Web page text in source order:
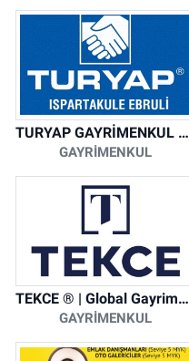
TURYAP GAYRİMENKUL DANIŞMANLIK HİZMETLERİ
GAYRIMENKUL
TEKCE ® | Global Gayrimenkul Şirketi
GAYRIMENKUL